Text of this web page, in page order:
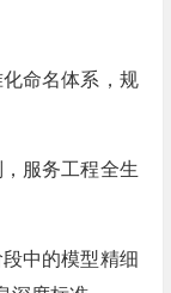
命名体系，规
服务工程全生
中的模型精细